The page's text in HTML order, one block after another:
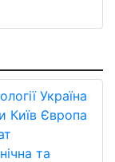
Україна
Київ Європа
та